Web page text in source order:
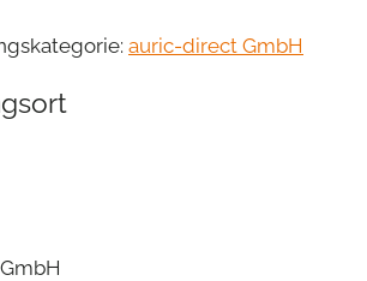
auric-direct GmbH